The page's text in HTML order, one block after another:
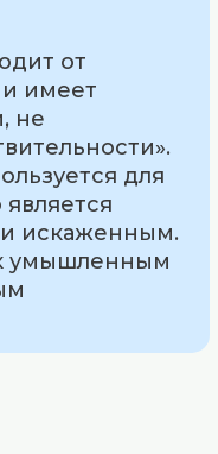
от
и имеет
не
для
искаженным.
умышленным